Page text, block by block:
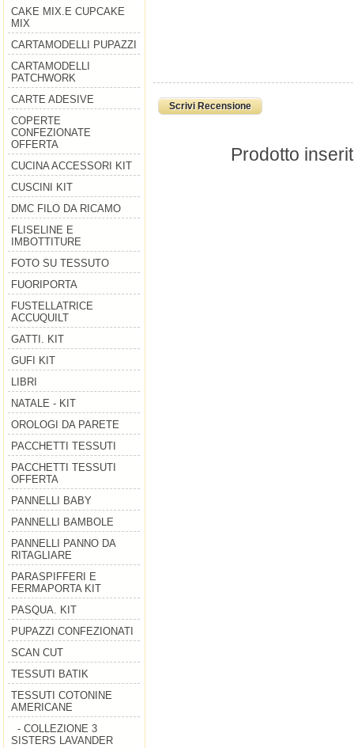
CAKE MIX.E CUPCAKE
MIX
CARTAMODELLI PUPAZZI
CARTAMODELLI
PATCHWORK
CARTE ADESIVE
COPERTE
CONFEZIONATE
OFFERTA
CUCINA ACCESSORI KIT
CUSCINI KIT
DMC FILO DA RICAMO
FLISELINE E
IMBOTTITURE
FOTO SU TESSUTO
FUORIPORTA
FUSTELLATRICE
ACCUQUILT
GATTI. KIT
GUFI KIT
LIBRI
NATALE - KIT
OROLOGI DA PARETE
PACCHETTI TESSUTI
PACCHETTI TESSUTI
OFFERTA
PANNELLI BABY
PANNELLI BAMBOLE
PANNELLI PANNO DA
RITAGLIARE
PARASPIFFERI E
FERMAPORTA KIT
PASQUA. KIT
PUPAZZI CONFEZIONATI
SCAN CUT
TESSUTI BATIK
TESSUTI COTONINE
AMERICANE
- COLLEZIONE 3
SISTERS LAVANDER
Scrivi Recensione
Prodotto